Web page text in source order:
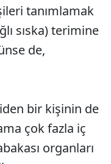
tanımlamak
sıska) terimine
de,
bir kişinin de
çok fazla iç
organları